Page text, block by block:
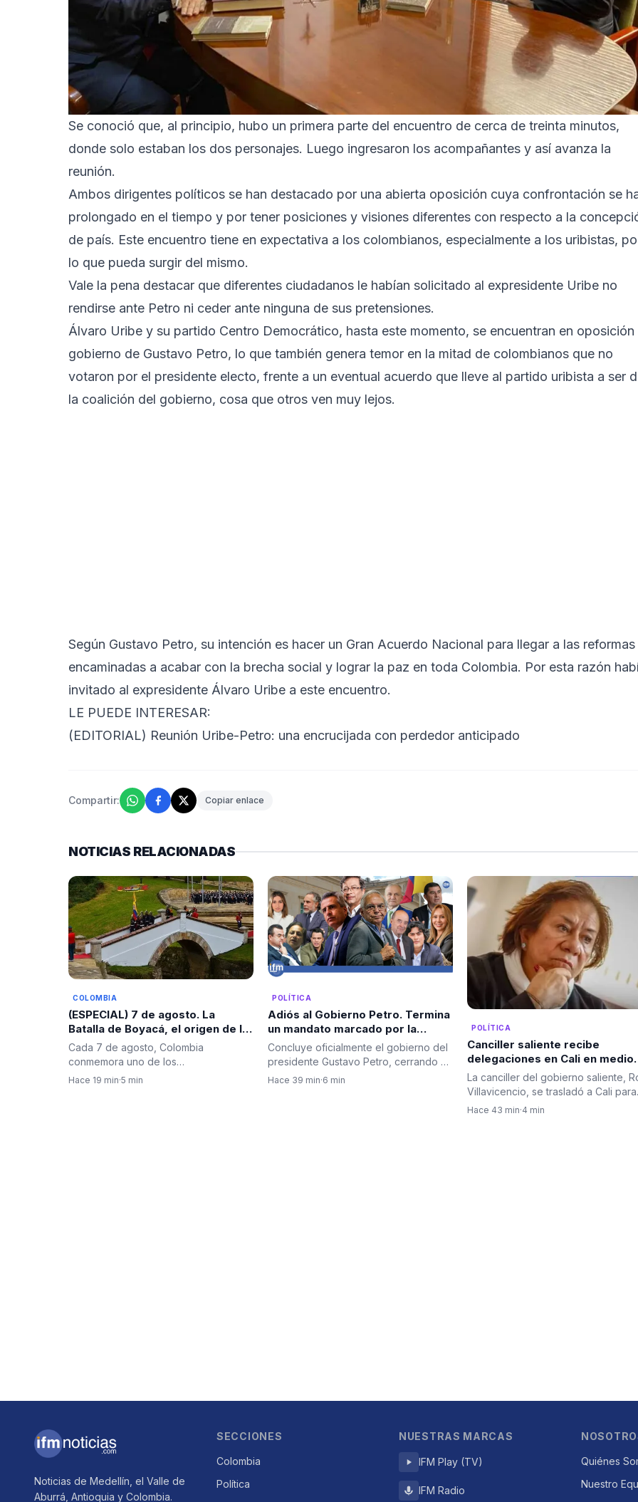
Se conoció que, al principio, hubo un primera parte del encuentro de cerca de treinta minutos,
donde solo estaban los dos personajes. Luego ingresaron los acompañantes y así avanza la
reunión.
Ambos dirigentes políticos se han destacado por una abierta oposición cuya confrontación se
prolongado en el tiempo y por tener posiciones y visiones diferentes con respecto a la
de país. Este encuentro tiene en expectativa a los colombianos, especialmente a los uribistas,
lo que pueda surgir del mismo.
Vale la pena destacar que diferentes ciudadanos le habían solicitado al expresidente Uribe no
rendirse ante Petro ni ceder ante ninguna de sus pretensiones.
Álvaro Uribe y su partido Centro Democrático, hasta este momento, se encuentran en oposición
gobierno de Gustavo Petro, lo que también genera temor en la mitad de colombianos que no
votaron por el presidente electo, frente a un eventual acuerdo que lleve al partido uribista a ser
la coalición del gobierno, cosa que otros ven muy lejos.
Según Gustavo Petro, su intención es hacer un Gran Acuerdo Nacional para llegar a las reformas
encaminadas a acabar con la brecha social y lograr la paz en toda Colombia. Por esta razón
invitado al expresidente Álvaro Uribe a este encuentro.
LE PUEDE INTERESAR:
(EDITORIAL) Reunión Uribe-Petro: una encrucijada con perdedor anticipado
Compartir: Copiar enlace
NOTICIAS RELACIONADAS
COLOMBIA
(ESPECIAL) 7 de agosto. La
Batalla de Boyacá, el origen de la
independencia y la fecha que
marca cada cambio de gobierno
Cada 7 de agosto, Colombia
conmemora uno de los
acontecimientos más trascendentales
Hace 19 min·5 min
POLÍTICA
Adiós al Gobierno Petro. Termina
un mandato marcado por la
polarización y los
cuestionamientos
Concluye oficialmente el gobierno del
presidente Gustavo Petro, cerrando un
periodo de cuatro años…
Hace 39 min·6 min
POLÍTICA
Canciller saliente recibe
delegaciones en Cali en medio
del rechazo de algunas que ha
llevado a cambios en el
diplomático
La canciller del gobierno saliente,
Villavicencio, se trasladó a Cali para
encabezar el…
Hace 43 min·4 min
Noticias de Medellín, el Valle de
Aburrá, Antioquia y Colombia.
SECCIONES
Colombia
Política
NUESTRAS MARCAS
IFM Play (TV)
IFM Radio
Quiénes
Nuestro